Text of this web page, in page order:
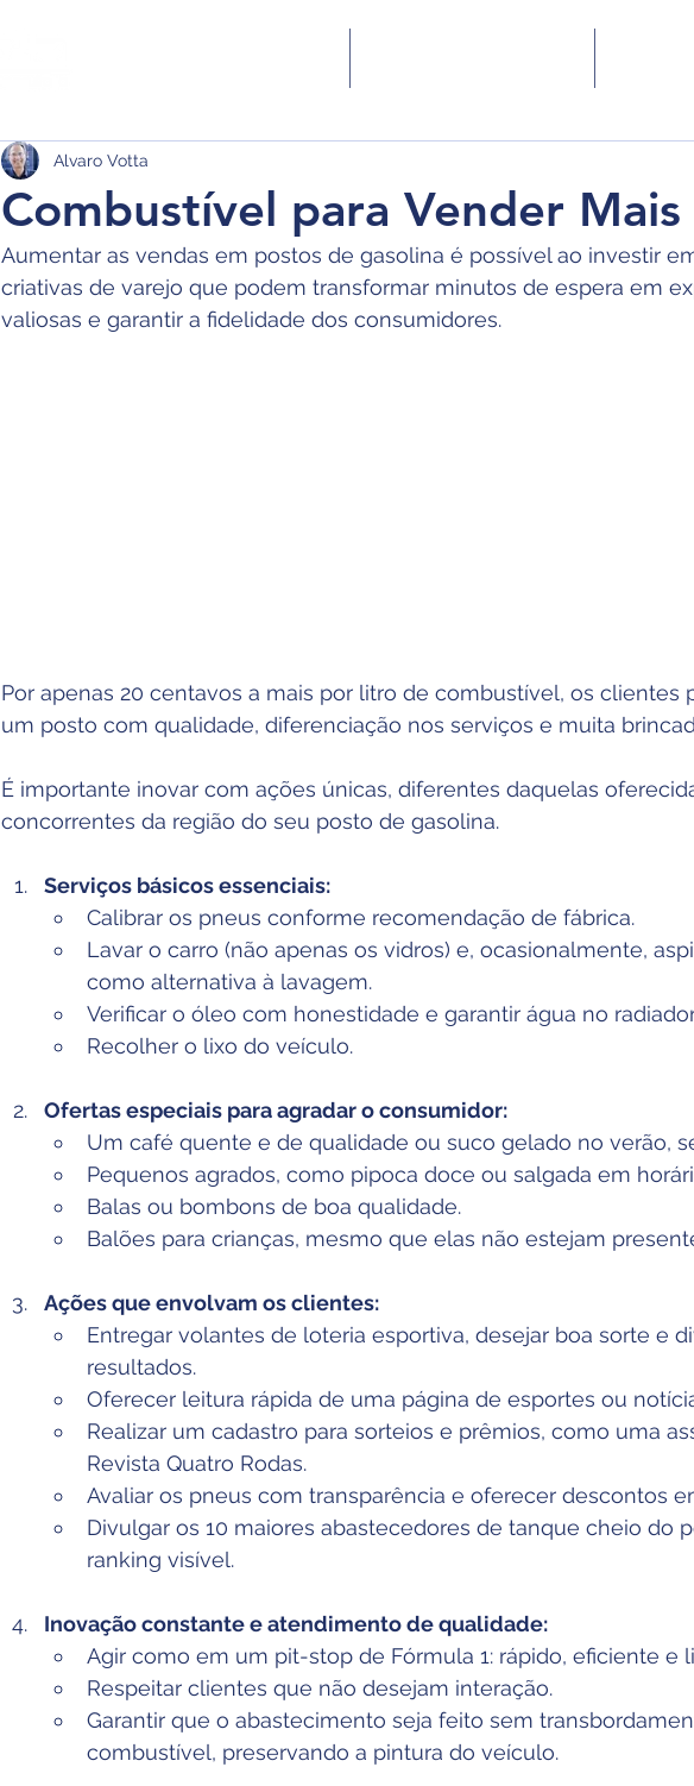
Combustível para Vender Mais
Alvaro Votta
Aumentar as vendas em postos de gasolina é possível ao investir
criativas de varejo que podem transformar minutos de espera em
valiosas e garantir a fidelidade dos consumidores.
Por apenas 20 centavos a mais por litro de combustível, os clientes
um posto com qualidade, diferenciação nos serviços e muita
É importante inovar com ações únicas, diferentes daquelas
concorrentes da região do seu posto de gasolina.
Serviços básicos essenciais:
Calibrar os pneus conforme recomendação de fábrica.
Lavar o carro (não apenas os vidros) e, ocasionalmente,
como alternativa à lavagem.
Verificar o óleo com honestidade e garantir água no
Recolher o lixo do veículo.
Ofertas especiais para agradar o consumidor:
Um café quente e de qualidade ou suco gelado no verão,
Pequenos agrados, como pipoca doce ou salgada em
Balas ou bombons de boa qualidade.
Balões para crianças, mesmo que elas não estejam
Ações que envolvam os clientes:
Entregar volantes de loteria esportiva, desejar boa sorte e
resultados.
Oferecer leitura rápida de uma página de esportes ou
Realizar um cadastro para sorteios e prêmios, como uma
Revista Quatro Rodas.
Avaliar os pneus com transparência e oferecer descontos
Divulgar os 10 maiores abastecedores de tanque cheio do
ranking visível.
Inovação constante e atendimento de qualidade:
Agir como em um pit-stop de Fórmula 1: rápido, eficiente e
Respeitar clientes que não desejam interação.
Garantir que o abastecimento seja feito sem
combustível, preservando a pintura do veículo.